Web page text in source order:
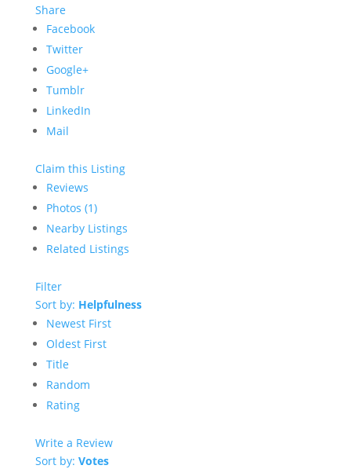
Share
Facebook
Twitter
Google+
Tumblr
LinkedIn
Mail
Claim this Listing
Reviews
Photos (1)
Nearby Listings
Related Listings
Filter
Sort by: Helpfulness
Newest First
Oldest First
Title
Random
Rating
Write a Review
Sort by: Votes